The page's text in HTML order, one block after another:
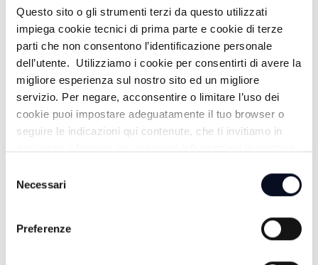
Questo sito o gli strumenti terzi da questo utilizzati
impiega cookie tecnici di prima parte e cookie di terze
parti che non consentono l’identificazione personale
dell’utente. Utilizziamo i cookie per consentirti di avere la
migliore esperienza sul nostro sito ed un migliore
servizio. Per negare, acconsentire o limitare l’uso dei
cookie puoi impostare adeguatamente il tuo browser o
seguire le indicazioni qui contenute, che ti invitiamo in
delNecessari
Preferenze
RIMINI: Addio dei frati dopo 500 anni, “ma la mensa